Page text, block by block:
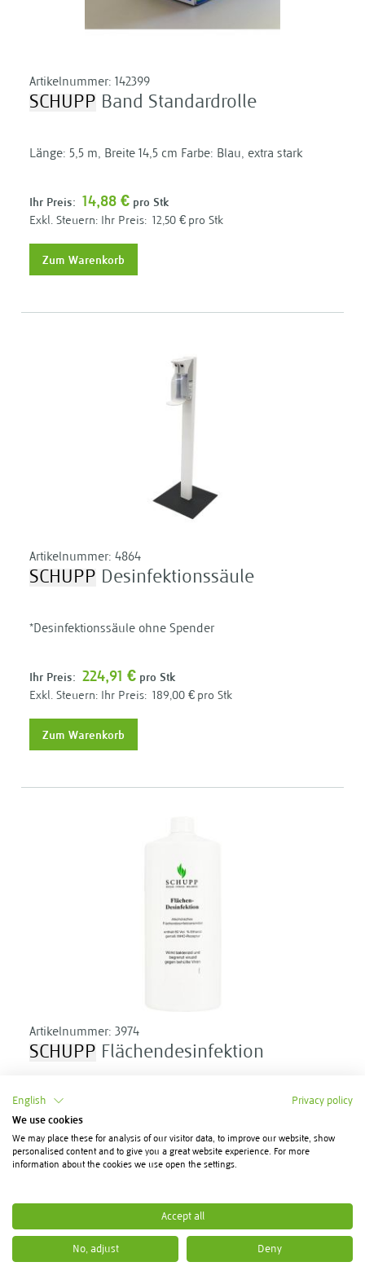
Artikelnummer: 142399
SCHUPP Band Standardrolle
Länge: 5,5 m, Breite 14,5 cm Farbe: Blau, extra stark
Ihr Preis: 14,88 € pro Stk
Ihr Preis: 12,50 € pro Stk
Zum Warenkorb
Artikelnummer: 4864
SCHUPP Desinfektionssäule
*Desinfektionssäule ohne Spender
Ihr Preis: 224,91 € pro Stk
Ihr Preis: 189,00 € pro Stk
Zum Warenkorb
Artikelnummer: 3974
SCHUPP Flächendesinfektion
Inhalt:1000 ml
Ihr Preis: 12,10 € pro Stk 12,10 € pro Liter
10,17 € 10,17 €
Anzeigen pro Seite 1
English Privacy policy
We use cookies
We may place these for analysis of our visitor data, to improve our website, show
personalised content and to give you a great website experience. For more
information about the cookies we use open the settings.
Accept all
No, adjust Deny